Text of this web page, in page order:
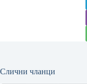
Слични чланци